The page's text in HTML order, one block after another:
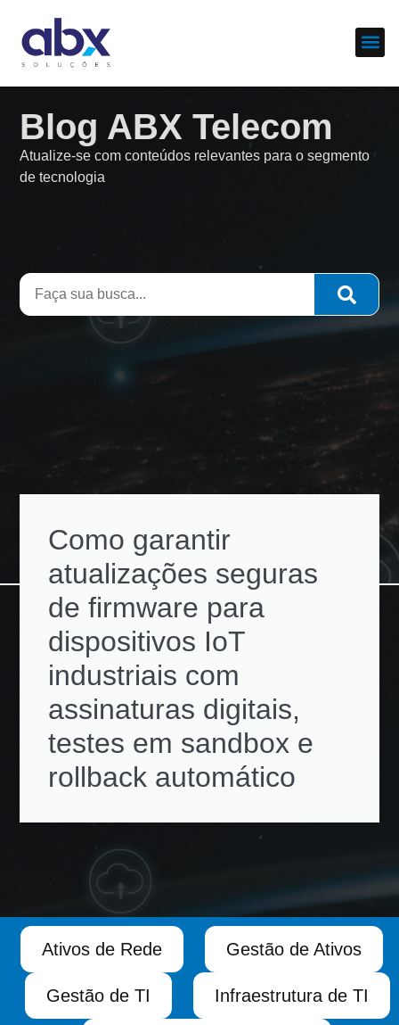
Blog ABX Telecom
Atualize-se com conteúdos relevantes para o segmento
de tecnologia
Como garantir
atualizações seguras
de firmware para
dispositivos IoT
industriais com
assinaturas digitais,
testes em sandbox e
rollback automático
Ativos de Rede Gestão de Ativos
Gestão de TI Infraestrutura de TI